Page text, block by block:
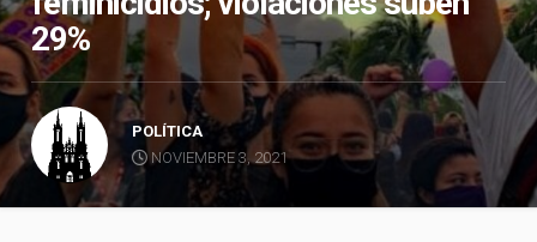
29%
POLÍTICA
NOVIEMBRE 3, 2021